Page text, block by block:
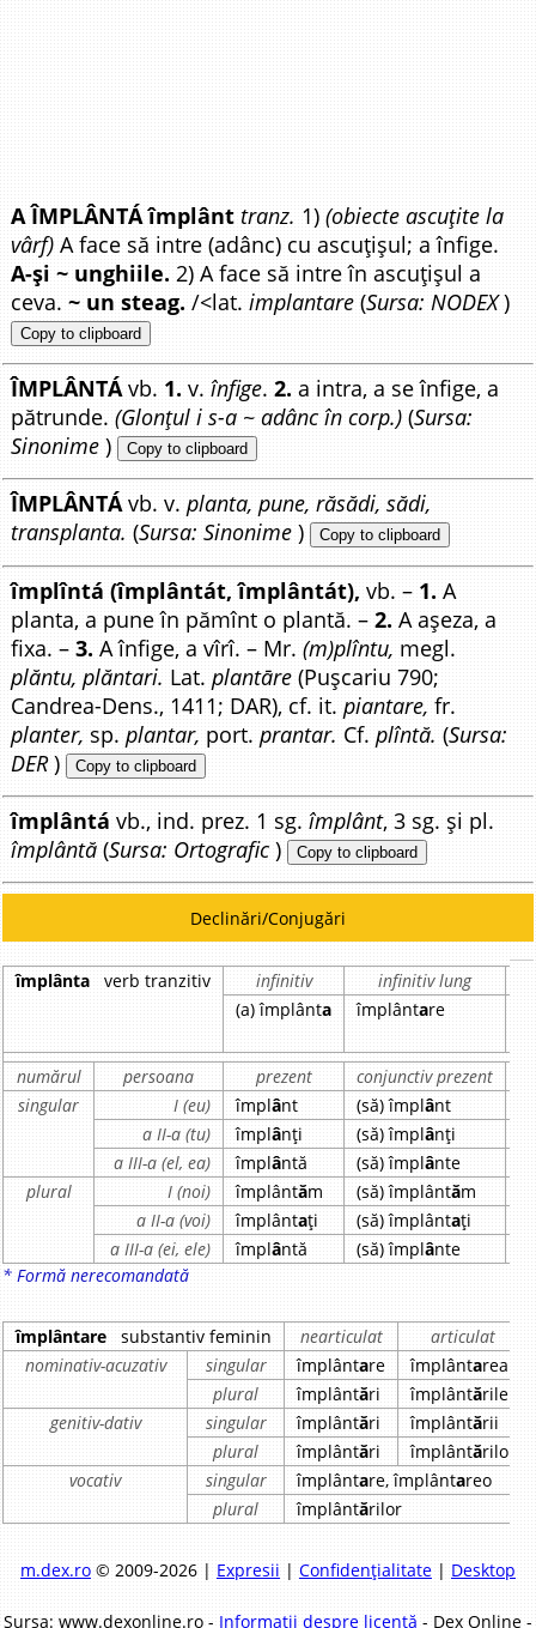
A ÎMPLÂNTÁ împlânt tranz. 1)(obiecte ascuțite la
vârf)A face să intre (adânc) cu ascuțișul; a înfige.
A-și ~ unghiile. 2) A face să intre în ascuțișul a
ceva. ~ un steag. /<lat.implantare (Sursa: NODEX)
Copy to clipboard
ÎMPLÂNTÁvb. 1. v.înfige.2. a intra, a se înfige, a
pătrunde.(Glonțul i s-a ~ adânc în corp.) (Sursa:
Sinonime ) Copy to clipboard
ÎMPLÂNTÁvb. v.planta, pune, răsădi, sădi,
transplanta. (Sursa: Sinonime ) Copy to clipboard
împlîntá (împlântát, împlântát), vb. – 1. A
planta, a pune în pămînt o plantă. –2. A așeza, a
fixa. –3. A înfige, a vîrî. – Mr.(m)plîntu, megl.
plăntu, plăntari. Lat.plantāre (Pușcariu 790;
Candrea-Dens., 1411; DAR), cf. it.piantare, fr.
planter, sp.plantar, port.prantar. Cf.plîntă. (Sursa:
DER) Copy to clipboard
împlântá vb., ind. prez. 1 sg.împlânt, 3 sg. și pl.
împlântă (Sursa: Ortografic ) Copy to clipboard
Declinări/Conjugări
împlânta verb tranzitiv infinitiv infinitiv lung
(a) împlânta împlântare
numărul persoana prezent conjunctiv prezent
singular
I (eu) împlânt (să) împlânt
a II-a (tu)
împlânți (să) împlânți
a III-a (el, ea)
împlântă (să) împlânte
plural
I (noi) împlântăm (să) împlântăm
a II-a (voi)
împlântați (să) împlântați
a III-a (ei, ele)
împlântă (să) împlânte
* Formă nerecomandată
împlântare substantiv feminin nearticulat
articulat
nominativ-acuzativ
singular împlântare împlântarea
plural
împlântări împlântările
genitiv-dativ
singular împlântări împlântării
plural
împlântări împlântărilor
vocativ
singular împlântare, împlântareo
plural
împlântărilor
m.dex.ro© 2009-2026 | Expresii | Confidențialitate| Desktop
Sursa: www.dexonline.ro - Informații despre licență - Dex Online -